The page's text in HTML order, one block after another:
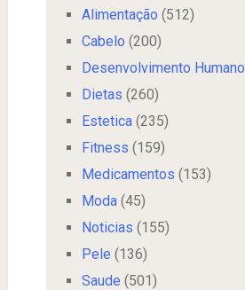
Alimentação (512)
Cabelo (200)
Desenvolvimento Humano
Dietas (260)
Estetica(235)
Fitness (159)
Medicamentos (153)
Moda(45)
Noticias (155)
Pele (136)
Saude (501)